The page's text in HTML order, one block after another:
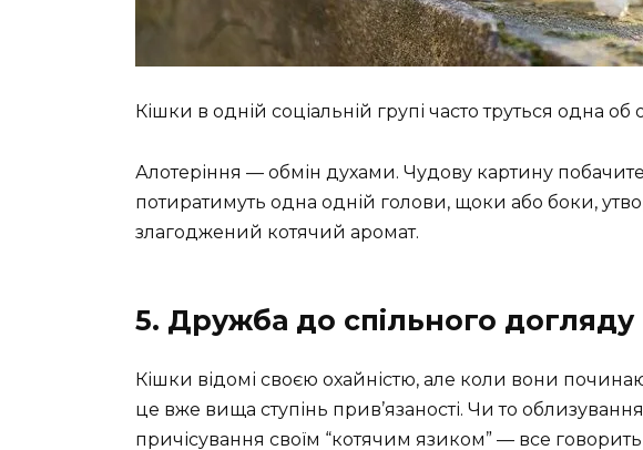
Кішки в одній соціальній групі часто труться одна
Алотеріння — обмін духами. Чудову картину
потиратимуть одна одній голови, щоки або боки,
злагоджений котячий аромат.
5. Дружба до спільного догляду
Кішки відомі своєю охайністю, але коли вони
це вже вища ступінь прив’язаності. Чи то
причісування своїм “котячим язиком” — все